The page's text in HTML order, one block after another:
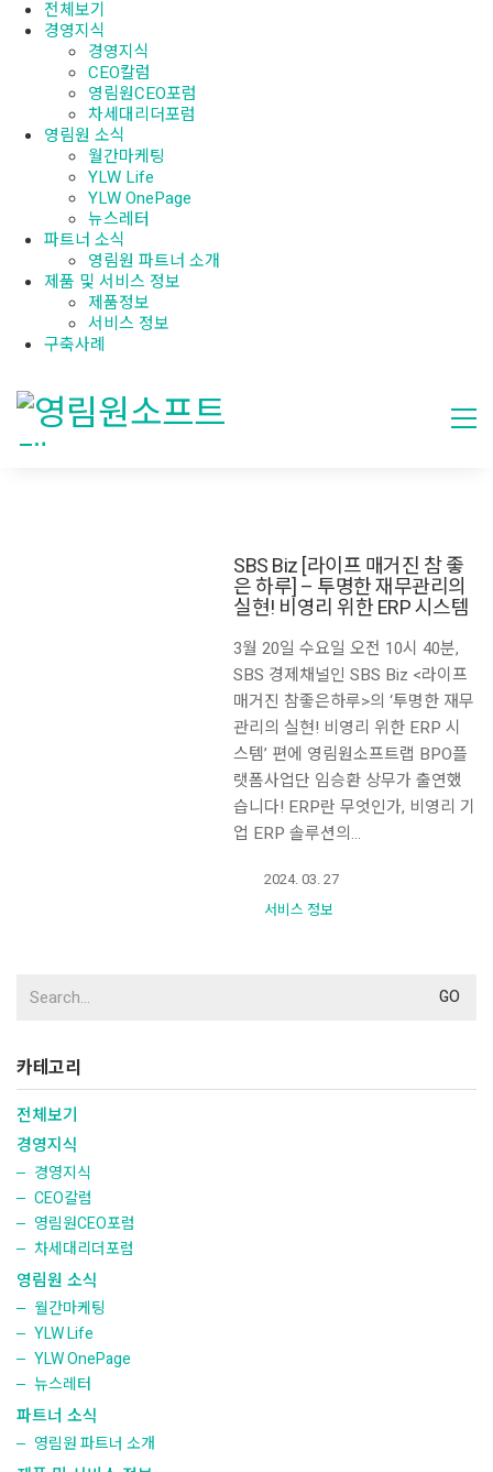
전체보기
경영지식
경영지식
CEO칼럼
영림원CEO포럼
차세대리더포럼
영림원 소식
월간마케팅
YLW Life
YLW OnePage
뉴스레터
파트너 소식
영림원 파트너 소개
제품 및 서비스 정보
제품정보
서비스 정보
구축사례
SBS Biz [라이프 매거진 참 좋
은 하루] – 투명한 재무관리의
실현! 비영리 위한 ERP 시스템
3월 20일 수요일 오전 10시 40분,
SBS 경제채널인 SBS Biz <라이프
매거진 참좋은하루>의 ‘투명한 재무
관리의 실현! 비영리 위한 ERP 시
스템’ 편에 영림원소프트랩 BPO플
랫폼사업단 임승환 상무가 출연했
습니다! ERP란 무엇인가, 비영리 기
업 ERP 솔루션의…
2024. 03. 27
서비스 정보
for:
카테고리
전체보기
경영지식
경영지식
CEO칼럼
영림원CEO포럼
차세대리더포럼
영림원 소식
월간마케팅
YLW Life
YLW OnePage
뉴스레터
파트너 소식
영림원 파트너 소개